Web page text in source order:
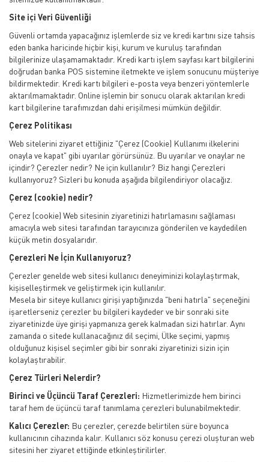
Site içi Veri Güvenliği
Güvenli ortamda yapacağınız işlemlerde siz ve kredi kartını size tahsis
eden banka haricinde hiçbir kişi, kurum ve kuruluş tarafından
bilgilerinize ulaşamamaktadır. Kredi kartı işlem sayfası kart bilgilerini
doğrudan banka POS sistemine iletmekte ve işlem sonucunu müşteriye
bildirmektedir. Kredi kartı bilgileri e-posta veya benzeri yöntemlerle
aktarılmamaktadır. Online işlemin bir sonucu olarak aktarılan kredi
kart bilgilerine tarafımızdan dahi erişilmesi mümkün değildir.
Çerez Politikası
Web sitelerini ziyaret ettiğiniz "Çerez (Cookie) Kullanımı ilkelerini
onayla ve kapat" gibi uyarılar görürsünüz. Bu uyarılar ve onaylar ne
içindir? Çerezler nedir? Ne için kullanılır? Biz hangi Çerezleri
kullanıyoruz? Sizleri bu konuda aşağıda bilgilendiriyor olacağız.
Çerez (cookie) nedir?
Çerez (cookie) Web sitesinin ziyaretinizi hatırlamasını sağlaması
amacıyla web sitesi tarafından tarayıcınıza gönderilen ve kaydedilen
küçük metin dosyalarıdır.
Çerezleri Ne İçin Kullanıyoruz?
Çerezler genelde web sitesi kullanıcı deneyiminizi kolaylaştırmak,
kişiselleştirmek ve geliştirmek için kullanılır.
Mesela bir siteye kullanıcı girişi yaptığınızda "beni hatırla" seçeneğini
işaretlerseniz çerezler bu bilgileri kaydeder ve bir sonraki site
ziyaretinizde üye girişi yapmanıza gerek kalmadan sizi hatırlar. Aynı
zamanda o sitede kullanacağınız dil seçimi, Ülke seçimi, yapmış
olduğunuz kişisel seçimler gibi bir sonraki ziyaretinizi sizin için
kolaylaştırabilir.
Çerez Türleri Nelerdir?
Birinci ve Üçüncü Taraf Çerezleri: Hizmetlerimizde hem birinci
taraf hem de üçüncü taraf tanımlama çerezleri bulunabilmektedir.
Kalıcı Çerezler: Bu çerezler, çerezde belirtilen süre boyunca
kullanıcının cihazında kalır. Kullanıcı söz konusu çerezi oluşturan web
sitesini her ziyaret ettiğinde etkinleştirilirler.